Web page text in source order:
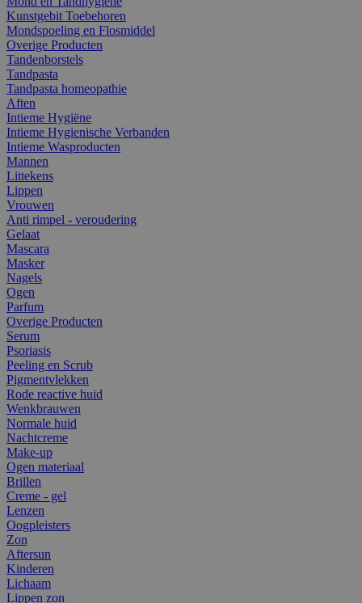
Kunstgebit Toebehoren
Mondspoeling en Flosmiddel
Overige Producten
Tandenborstels
Tandpasta
Tandpasta homeopathie
Aften
Intieme Hygiëne
Intieme Hygienische Verbanden
Intieme Wasproducten
Mannen
Littekens
Lippen
Vrouwen
Anti rimpel - veroudering
Gelaat
Mascara
Masker
Nagels
Ogen
Parfum
Overige Producten
Serum
Psoriasis
Peeling en Scrub
Pigmentvlekken
Rode reactive huid
Wenkbrauwen
Normale huid
Nachtcreme
Make-up
Ogen materiaal
Brillen
Creme - gel
Lenzen
Oogpleisters
Zon
Aftersun
Kinderen
Lichaam
Lippen zon